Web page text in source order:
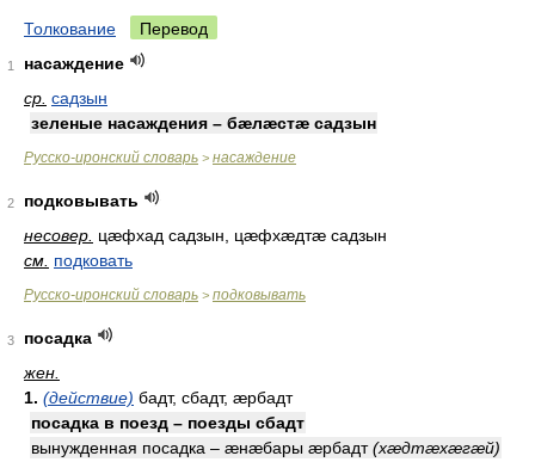
Толкование Перевод
1
насаждение
ср. садзын
зеленые насаждения – бæлæстæ садзын
Русско-иронский словарь > насаждение
2
подковывать
несовер. цæфхад садзын, цæфхæдтæ садзын
см. подковать
Русско-иронский словарь > подковывать
3
посадка
жен.
1. (действие) бадт, сбадт, æрбадт
посадка в поезд – поезды сбадт
вынужденная посадка – æнæбары æрбадт(хæдтæхæгæй)